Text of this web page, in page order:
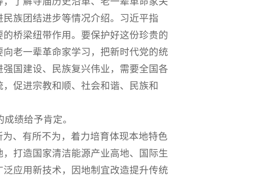
族团结进步等情况介绍。习近平指
桥梁纽带作用。要保护好这份珍贵的
老一辈革命家学习，把新时代党的统
国建设、民族复兴伟业，需要全国各
促进宗教和顺、社会和谐、民族和
绩给予肯定。
、有所不为，着力培育体现本地特色
打造国家清洁能源产业高地、国际生
应用新技术，因地制宜改造提升传统